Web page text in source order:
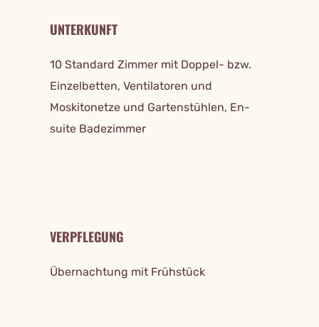
UNTERKUNFT
10 Standard Zimmer mit Doppel- bzw.
Einzelbetten, Ventilatoren und
Moskitonetze und Gartenstühlen, En-
suite Badezimmer
VERPFLEGUNG
Übernachtung mit Frühstück